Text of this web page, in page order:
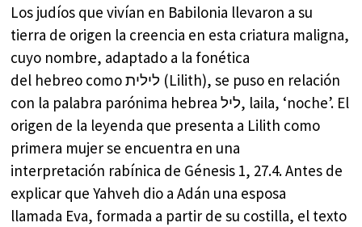
Los judíos que vivían en Babilonia llevaron a su
tierra de origen la creencia en esta criatura maligna,
cuyo nombre, adaptado a la fonética
del hebreo como לילית (Lilith), se puso en relación
con la palabra parónima hebrea ליל, laila, ‘noche’. El
origen de la leyenda que presenta a Lilith como
primera mujer se encuentra en una
interpretación rabínica de Génesis 1, 27.4. Antes de
explicar que Yahveh dio a Adán una esposa
llamada Eva, formada a partir de su costilla,​ el texto